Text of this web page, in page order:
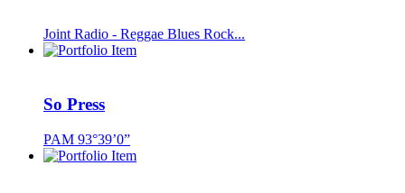
Joint Radio - Reggae Blues Rock...
So Press
PAM 93°39’0”